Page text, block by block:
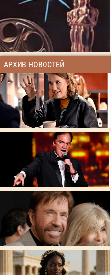
АРХИВ НОВОСТЕЙ